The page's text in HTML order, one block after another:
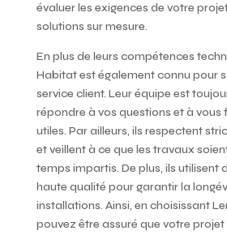
évaluer les exigences de votre
solutions sur mesure.
En plus de leurs compétences
Habitat est également connu pour
service client. Leur équipe est
répondre à vos questions et à vous
utiles. Par ailleurs, ils respectent
et veillent à ce que les travaux
temps impartis. De plus, ils utilisent
haute qualité pour garantir la
installations. Ainsi, en choisissant
pouvez être assuré que votre projet